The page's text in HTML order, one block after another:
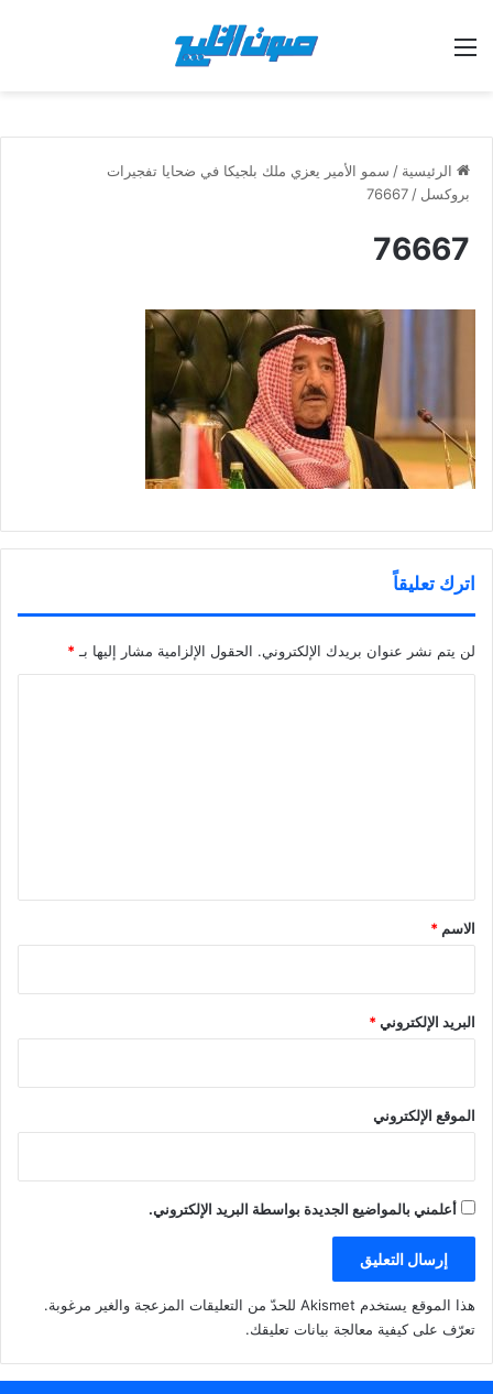
القائمة
الرئيسية / سمو الأمير يعزي ملك بلجيكا في ضحايا تفجيرات
بروكسل /
76667
76667
اترك تعليقاً
لن يتم نشر عنوان بريدك الإلكتروني. الحقول الإلزامية مشار إليها بـ*
*
الاسم *
البريد الإلكتروني*
الموقع الإلكتروني
أعلمني بالمواضيع الجديدة بواسطة البريد الإلكتروني.
هذا الموقع يستخدم Akismet للحدّ من التعليقات المزعجة والغير مرغوبة.
تعرّف على كيفية معالجة بيانات تعليقك.